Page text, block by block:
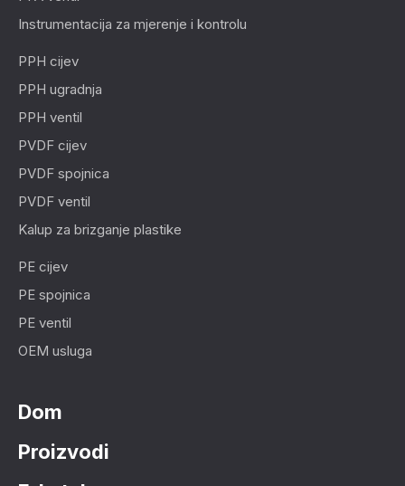
Instrumentacija za mjerenje i kontrolu
PPH cijev
PPH ugradnja
PPH ventil
PVDF cijev
PVDF spojnica
PVDF ventil
Kalup za brizganje plastike
PE cijev
PE spojnica
PE ventil
OEM usluga
Dom
Proizvodi